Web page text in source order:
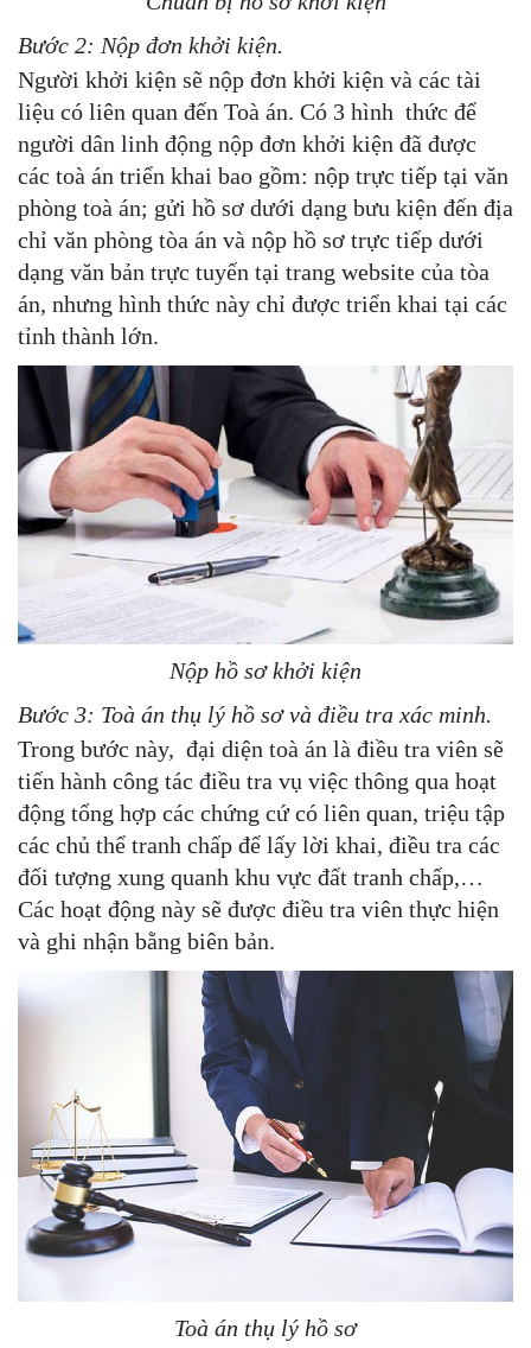
Bước 2: Nộp đơn khởi kiện.
Người khởi kiện sẽ nộp đơn khởi kiện và các tài
liệu có liên quan đến Toà án. Có 3 hình thức để
người dân linh động nộp đơn khởi kiện đã được
các toà án triển khai bao gồm: nộp trực tiếp tại văn
phòng toà án; gửi hồ sơ dưới dạng bưu kiện đến địa
chỉ văn phòng tòa án và nộp hồ sơ trực tiếp dưới
dạng văn bản trực tuyến tại trang website của tòa
án, nhưng hình thức này chỉ được triển khai tại các
tỉnh thành lớn.
Nộp hồ sơ khởi kiện
Bước 3: Toà án thụ lý hồ sơ và điều tra xác minh.
Trong bước này, đại diện toà án là điều tra viên sẽ
tiến hành công tác điều tra vụ việc thông qua hoạt
động tổng hợp các chứng cứ có liên quan, triệu tập
các chủ thể tranh chấp để lấy lời khai, điều tra các
đối tượng xung quanh khu vực đất tranh chấp,…
Các hoạt động này sẽ được điều tra viên thực hiện
và ghi nhận bằng biên bản.
Toà án thụ lý hồ sơ